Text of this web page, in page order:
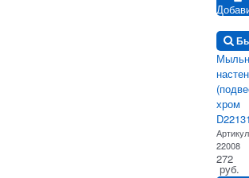
хром
22008
272
руб.